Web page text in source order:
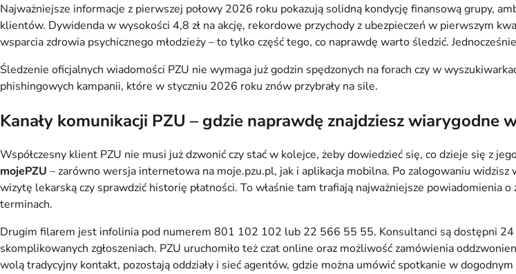
Najważniejsze informacje z pierwszej połowy 2026 roku pokazują solidną kondycję finansową grupy,
klientów. Dywidenda w wysokości 4,8 zł na akcję, rekordowe przychody z ubezpieczeń w pierwszym
wsparcia zdrowia psychicznego młodzieży – to tylko część tego, co naprawdę warto śledzić.
Śledzenie oficjalnych wiadomości PZU nie wymaga już godzin spędzonych na forach czy w
phishingowych kampanii, które w styczniu 2026 roku znów przybrały na sile.
Kanały komunikacji PZU – gdzie naprawdę znajdziesz wiarygodne
Współczesny klient PZU nie musi już dzwonić czy stać w kolejce, żeby dowiedzieć się, co dzieje się z
mojePZU – zarówno wersja internetowa na moje.pzu.pl, jak i aplikacja mobilna. Po zalogowaniu
wizytę lekarską czy sprawdzić historię płatności. To właśnie tam trafiają najważniejsze powiadomienia
terminach.
Drugim filarem jest infolinia pod numerem 801 102 102 lub 22 566 55 55. Konsultanci są dostępni 24
skomplikowanych zgłoszeniach. PZU uruchomiło też czat online oraz możliwość zamówienia
wolą tradycyjny kontakt, pozostają oddziały i sieć agentów, gdzie można umówić spotkanie w